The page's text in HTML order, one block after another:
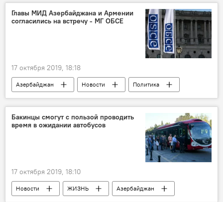
Главы МИД Азербайджана и Армении
согласились на встречу - МГ ОБСЕ
17 октября 2019, 18:18
Азербайджан Новости Политика
Бакинцы смогут с пользой проводить
время в ожидании автобусов
17 октября 2019, 18:10
Новости ЖИЗНЬ Азербайджан